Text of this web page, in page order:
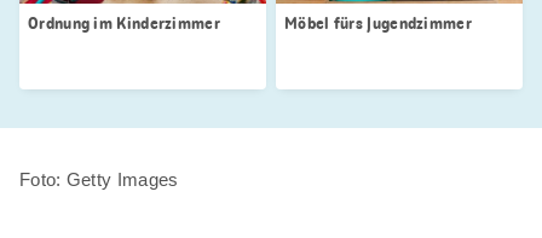
Ordnung im Kinderzimmer Möbel fürs Jugendzimmer
Foto: Getty Images